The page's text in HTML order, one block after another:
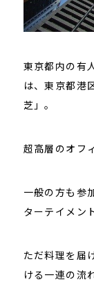
東京都内の有
は、東京都港
芝」。
超高層のオフ
一般の方も参
ターテイメン
ただ料理を届
ける一連の流